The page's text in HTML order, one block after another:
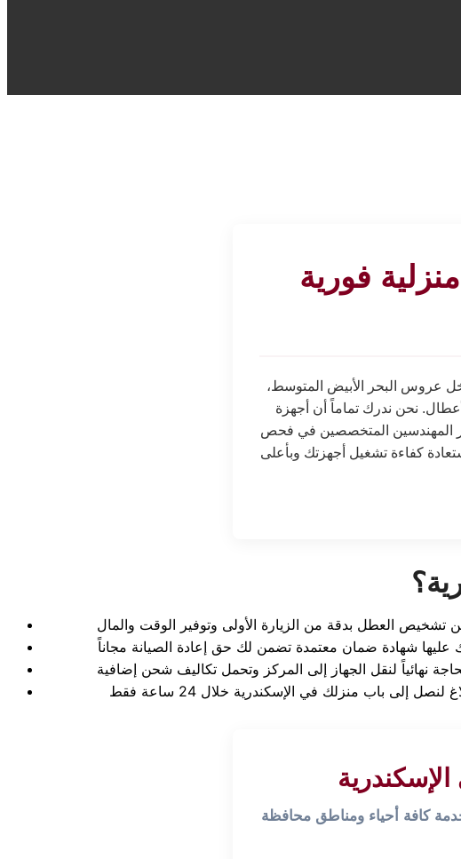
فورية
عروس البحر الأبيض المتوسط،
نحن ندرك تماماً أن أجهزة
المهندسين المتخصصين في فحص
كفاءة تشغيل أجهزتك وبأعلى
كافة أحياء ومناطق محافظة